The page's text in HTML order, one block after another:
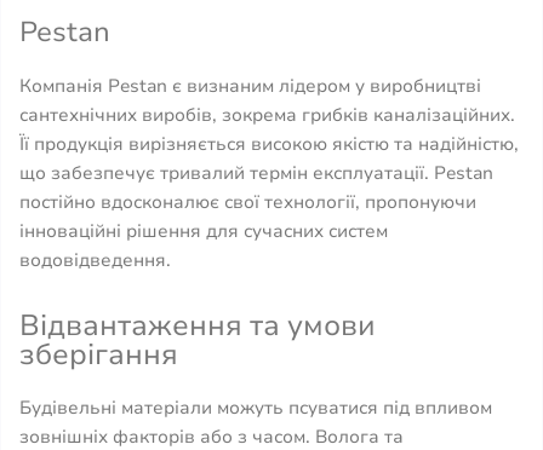
Pestan
Компанія Pestan є визнаним лідером у виробництві
сантехнічних виробів, зокрема грибків каналізаційних.
Її продукція вирізняється високою якістю та надійністю,
що забезпечує тривалий термін експлуатації. Pestan
постійно вдосконалює свої технології, пропонуючи
інноваційні рішення для сучасних систем
водовідведення.
Відвантаження та умови
зберігання
Будівельні матеріали можуть псуватися під впливом
зовнішніх факторів або з часом. Волога та